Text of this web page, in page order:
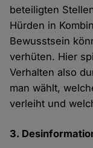
beteiligten
Hürden in
Bewusstsein
verhüten. Hier
Verhalten also
man wählt,
verleiht und
3.